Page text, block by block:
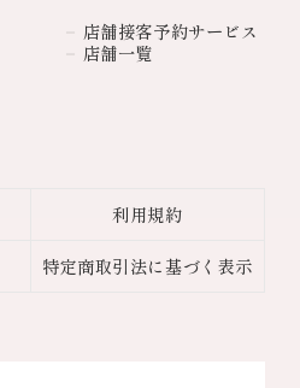
店舗接客予約サービス
店舗一覧
利用規約
特定商取引法に基づく表示